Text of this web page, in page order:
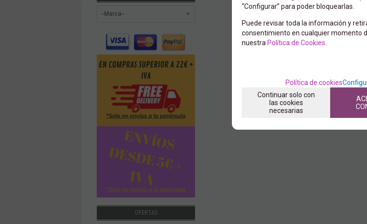
OFERTAS
“Configurar” para poder bloquearlas.
Puede revisar toda la información y
consentimiento en cualquier momento
nuestra Política de Cookies
Política de cookies
Continuar solo con
las cookies
necesarias